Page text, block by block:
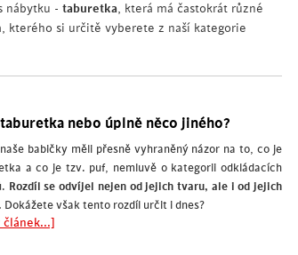
nábytku - taburetka , která má častokrát různé
kterého si určitě vyberete z naší kategorie
nebo úplně něco jiného?
naše babičky měli přesně vyhraněný názor na to, co je
a co je tzv. puf, nemluvě o kategorii odkládacích
Rozdíl se odvíjel nejen od jejich tvaru, ale i od jejich
Dokážete však tento rozdíl určit i dnes?
článek...]